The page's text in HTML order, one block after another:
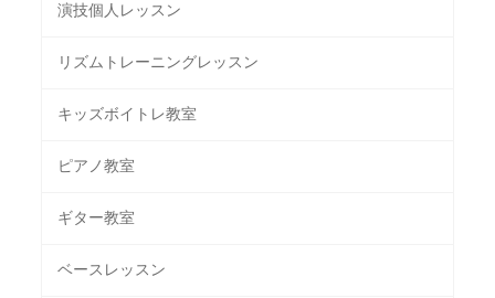
演技個人レッスン
リズムトレーニングレッスン
キッズボイトレ教室
ピアノ教室
ギター教室
ベースレッスン